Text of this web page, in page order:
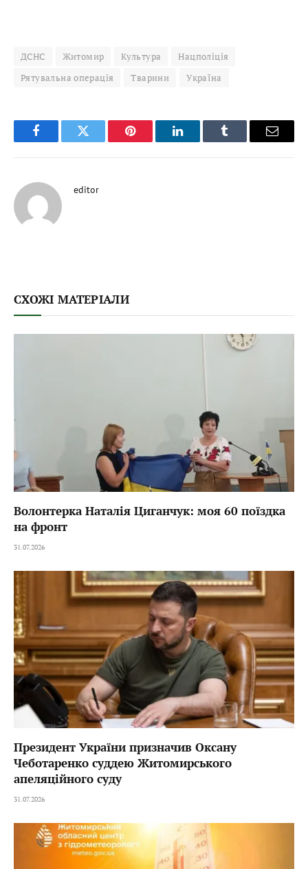
ДСНС Житомир Культура
Нацполіція
Рятувальна операція
Тварини Україна
FacebookTwitter Pinterest LinkedInTumblr Email
editor
СХОЖІ МАТЕРІАЛИ
Волонтерка Наталія Циганчук: моя 60 поїздка
на фронт
31.07.2026
Президент України призначив Оксану
Чеботаренко суддею Житомирського
апеляційного суду
31.07.2026